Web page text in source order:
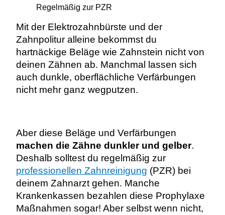
Regelmäßig zur PZR
Mit der Elektrozahnbürste und der
Zahnpolitur alleine bekommst du
hartnäckige Beläge wie Zahnstein nicht von
deinen Zähnen ab. Manchmal lassen sich
auch dunkle, oberflächliche Verfärbungen
nicht mehr ganz wegputzen.
Aber diese Beläge und Verfärbungen
machen die Zähne dunkler und gelber.
Deshalb solltest du regelmäßig zur
professionellen Zahnreinigung (PZR) bei
deinem Zahnarzt gehen. Manche
Krankenkassen bezahlen diese Prophylaxe
Maßnahmen sogar! Aber selbst wenn nicht,